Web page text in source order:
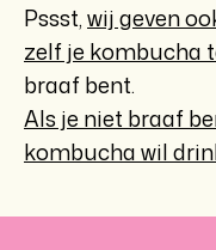
Pssst,wij geven
zelf je kombucha
braaf bent.
Als je niet braaf
kombucha wil